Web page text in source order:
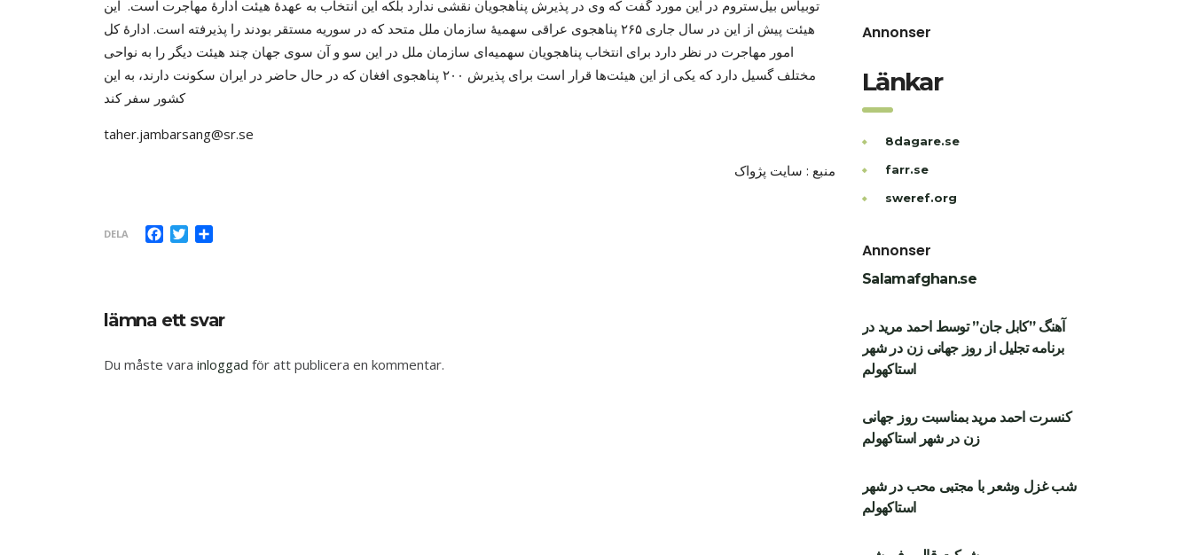
توبیاس بیل‌ستروم در این مورد گفت که وی در پذیرش پناهجویان نقشی ندارد بلکه این انتخاب به عهدۀ هیئت ادارۀ مهاجرت است. این
هیئت پیش از این در سال جاری ۲۶۵ پناهجوی عراقی سهمیۀ سازمان ملل متحد که در سوریه مستقر بودند را پذیرفته است. ادارۀ کل
امور مهاجرت در نظر دارد برای انتخاب پناهجویان سهمیه‌ای سازمان ملل در این سو و آن سوی جهان چند هیئت دیگر را به نواحی
مختلف گسیل دارد که یکی از این هیئت‌ها قرار است برای پذیرش ۲۰۰ پناهجوی افغان که در حال حاضر در ایران سکونت دارند، به این
کشور سفر کند
taher.jambarsang@sr.se
منبع : سايت پژواک
DELA Facebook
Twitter
lämna ett svar
Du måste vara inloggad för att publicera en kommentar.
Annonser
Länkar
8dagare.se
farr.se
sweref.org
Annonser
Salamafghan.se
آهنگ ”کابل جان” توسط احمد مرید در
برنامه تجلیل از روز جهانی زن در شهر
استاکهولم
کنسرت احمد مرید بمناسبت روز جهانی
زن در شهر استاکهولم
شب غزل وشعر با مجتبی محب در شهر
استاکهولم